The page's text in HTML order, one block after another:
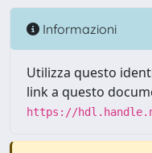
Informazioni
Utilizza questo
link a questo
https://